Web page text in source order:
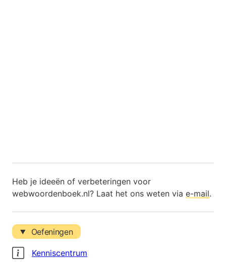
Heb je ideeën of verbeteringen voor
webwoordenboek.nl? Laat het ons weten via e-mail.
Oefeningen
Kenniscentrum